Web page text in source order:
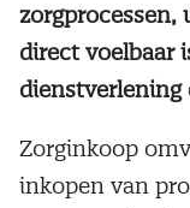
zorgprocessen,
direct voelbaar
dienstverlening
Zorginkoop
inkopen van